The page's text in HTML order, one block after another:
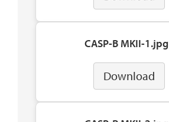
CASP-B MKII-1.jpg
Download